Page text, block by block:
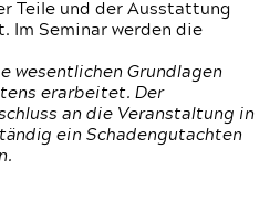
Teile und der Ausstattung
Im Seminar werden die
wesentlichen Grundlagen
erarbeitet. Der
an die Veranstaltung in
ein Schadengutachten